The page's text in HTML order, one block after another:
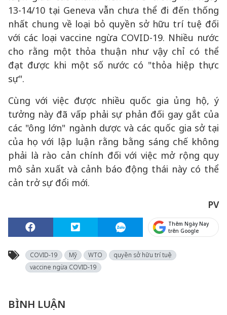
13-14/10 tại Geneva vẫn chưa thể đi đến thống
nhất chung về loại bỏ quyền sở hữu trí tuệ đối
với các loại vaccine ngừa COVID-19. Nhiều nước
cho rằng một thỏa thuận như vậy chỉ có thể
đạt được khi một số nước có "thỏa hiệp thực
sự".
Cùng với việc được nhiều quốc gia ủng hộ, ý
tưởng này đã vấp phải sự phản đối gay gắt của
các "ông lớn" ngành dược và các quốc gia sở tại
của họ với lập luận rằng bằng sáng chế không
phải là rào cản chính đối với việc mở rộng quy
mô sản xuất và cảnh báo động thái này có thể
cản trở sự đổi mới.
PV
Thêm Ngày Nay
trên Google
COVID-19 Mỹ WTO
quyền sở hữu trí tuệ
vaccine ngừa COVID-19
BÌNH LUẬN